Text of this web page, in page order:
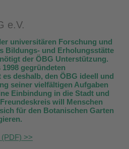
e.V.
universitären Forschung und
Bildungs- und Erholungsstätte
der ÖBG Unterstützung.
gegründeten
es deshalb, den ÖBG ideell und
seiner vielfältigen Aufgaben
Einbindung in die Stadt und
will Menschen
für den Botanischen Garten
>>